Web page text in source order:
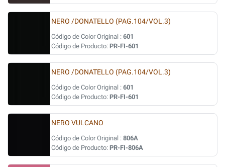
NERO /DONATELLO (PAG.104/VOL.3)
Código de Color Original : 601
Código de Producto: PR-FI-601
NERO /DONATELLO (PAG.104/VOL.3)
Código de Color Original : 601
Código de Producto: PR-FI-601
NERO VULCANO
Código de Color Original : 806A
Código de Producto: PR-FI-806A